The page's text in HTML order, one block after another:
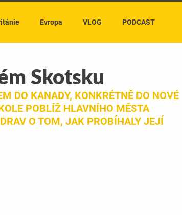
Evropa VLOG PODCAST
Skotsku
DO KANADY, KONKRÉTNĚ DO NOVÉ
POBLÍŽ HLAVNÍHO MĚSTA
O TOM, JAK PROBÍHALY JEJÍ